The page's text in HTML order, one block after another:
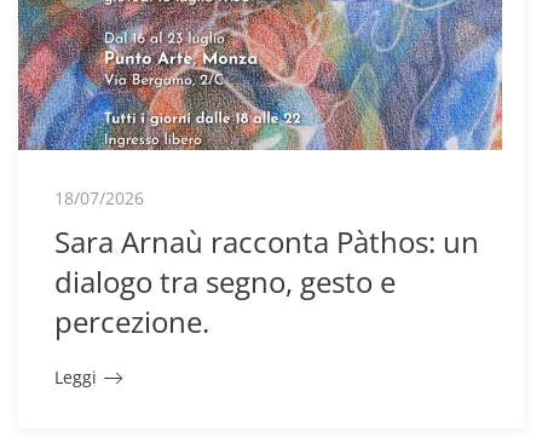
18/07/2026
Sara Arnaù racconta Pàthos: un
dialogo tra segno, gesto e
percezione.
Leggi